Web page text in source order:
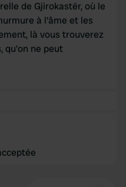
de Gjirokastër, où le
à l'âme et les
là vous trouverez
qu'on ne peut